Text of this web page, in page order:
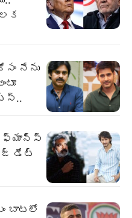
నేను
ఫ్యాన్స్
డేట్
బాటలో